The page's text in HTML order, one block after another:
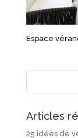
Espace
Articles
25 idées de